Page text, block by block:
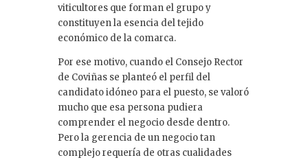
viticultores que forman el grupo y
constituyen la esencia del tejido
económico de la comarca.
Por ese motivo, cuando el Consejo Rector
de Coviñas se planteó el perfil del
candidato idóneo para el puesto, se valoró
mucho que esa persona pudiera
comprender el negocio desde dentro.
Pero la gerencia de un negocio tan
complejo requería de otras cualidades